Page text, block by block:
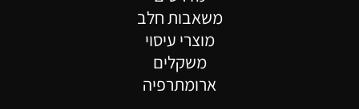
משאבות חלב
מוצרי עיסוי
משקלים
ארומתרפיה